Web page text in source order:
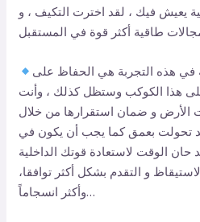
يعيش فيك ، لقد اخترت التكيف ، و
في هذه التجربة هي الحفاظ على
هذا الكوكب وستظل كذلك ، وأنت
الأرض و ضمان استقرارها من خلال
تحولت بعمق كما يجب أن يكون في
حان الوقت لاستعادة قوتك الداخلية
و التقدم بشكل أكثر توافقا،
وأكثر انسجاماً…